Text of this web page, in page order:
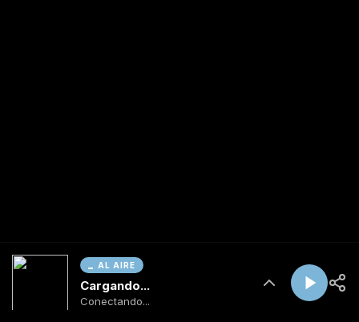
AL AIRE
Cargando...
Conectando...